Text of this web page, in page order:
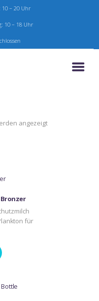
10 – 20 Uhr
10 – 18 Uhr
angezeigt
für